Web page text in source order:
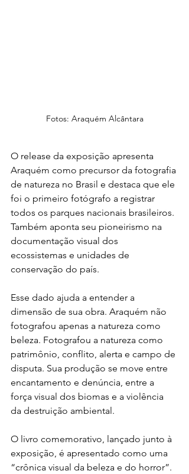
Fotos: Araquém Alcântara
O release da exposição apresenta
Araquém como precursor da fotografia
de natureza no Brasil e destaca que ele
foi o primeiro fotógrafo a registrar
todos os parques nacionais brasileiros.
Também aponta seu pioneirismo na
documentação visual dos
ecossistemas e unidades de
conservação do país.
Esse dado ajuda a entender a
dimensão de sua obra. Araquém não
fotografou apenas a natureza como
beleza. Fotografou a natureza como
patrimônio, conflito, alerta e campo de
disputa. Sua produção se move entre
encantamento e denúncia, entre a
força visual dos biomas e a violência
da destruição ambiental.
O livro comemorativo, lançado junto à
exposição, é apresentado como uma
“crônica visual da beleza e do horror”.